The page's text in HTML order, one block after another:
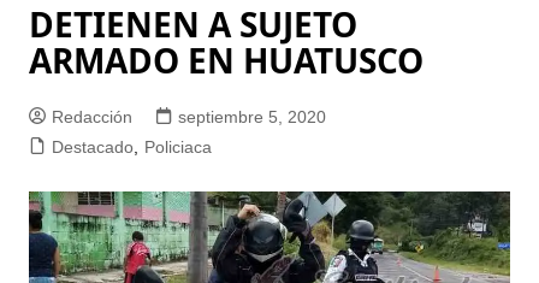
DETIENEN A SUJETO
ARMADO EN HUATUSCO
Redacción
septiembre 5, 2020
Destacado, Policiaca